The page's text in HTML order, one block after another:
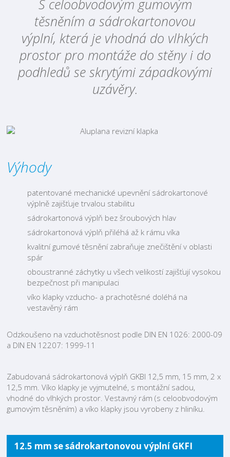
S celoobvodovým gumovým
těsněním a sádrokartonovou
výplní, která je vhodná do vlhkých
prostor pro montáže do stěny i do
podhledů se skrytými západkovými
uzávěry.
Výhody
patentované mechanické upevnění sádrokartonové
výplně zajišťuje trvalou stabilitu
sádrokartonová výplň bez šroubových hlav
sádrokartonová výplň přiléhá až k rámu víka
kvalitní gumové těsnění zabraňuje znečištění v oblasti
spár
oboustranné záchytky u všech velikostí zajišťují vysokou
bezpečnost při manipulaci
víko klapky vzducho- a prachotěsné doléhá na
vestavěný rám
Odzkoušeno na vzduchotěsnost podle DIN EN 1026: 2000-09
a DIN EN 12207: 1999-11
Zabudovaná sádrokartonová výplň GKBI 12,5 mm, 15 mm, 2 x
12,5 mm. Víko klapky je vyjmutelné, s montážní sadou,
vhodné do vlhkých prostor. Vestavný rám (s celoobvodovým
gumovým těsněním) a víko klapky jsou vyrobeny z hliníku.
12.5 mm se sádrokartonovou výplní GKFI